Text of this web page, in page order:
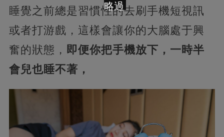
睡覺之前總是習慣性的去刷手機短視訊
或者打游戲，這樣會讓你的大腦處于興
奮的狀態， 即便你把手機放下，一時半
會兒也睡不著，
略過